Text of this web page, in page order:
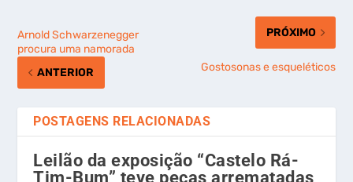
Arnold Schwarzenegger
procura uma namorada
ANTERIOR
PRÓXIMO
Gostosonas e esqueléticos
POSTAGENS RELACIONADAS
Leilão da exposição “Castelo Rá-
Tim-Bum” teve peças arrematadas